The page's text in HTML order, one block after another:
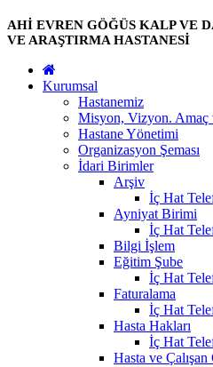
AHİ EVREN GÖĞÜS KALP VE
VE ARAŞTIRMA HASTANESİ
Kurumsal
Hastanemiz
Misyon, Vizyon. Amaç
Hastane Yönetimi
Organizasyon Şeması
İdari Birimler
Arşiv
İç Hat
Ayniyat Birimi
İç Hat
Bilgi İşlem
Eğitim Şube
İç Hat
Faturalama
İç Hat
Hasta Hakları
İç Hat
Hasta ve